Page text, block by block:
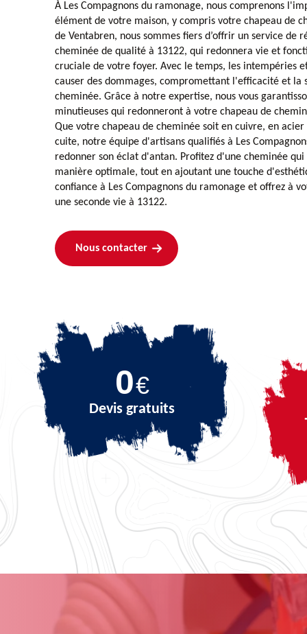
À Les Compagnons du ramonage, nous comprenons
élément de votre maison, y compris votre chapeau de
de Ventabren, nous sommes fiers d’offrir un service de
cheminée de qualité à 13122, qui redonnera vie et
cruciale de votre foyer. Avec le temps, les intempéries
causer des dommages, compromettant l'efficacité et la
cheminée. Grâce à notre expertise, nous vous
minutieuses qui redonneront à votre chapeau de
Que votre chapeau de cheminée soit en cuivre, en
cuite, notre équipe d'artisans qualifiés à Les
redonner son éclat d'antan. Profitez d'une cheminée
manière optimale, tout en ajoutant une touche
confiance à Les Compagnons du ramonage et offrez à
une seconde vie à 13122.
Nous contacter
0€
Devis gratuits